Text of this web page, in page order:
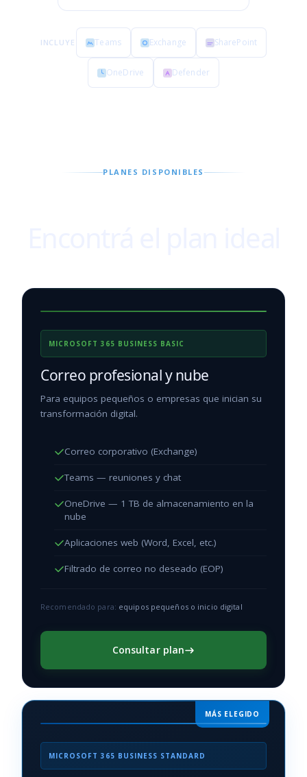
INCLUYE Teams Exchange SharePoint
OneDrive Defender
PLANES DISPONIBLES
MICROSOFT 365 BUSINESS BASIC
Correo profesional y nube
Para equipos pequeños o empresas que inician su
transformación digital.
Correo corporativo (Exchange)
Teams — reuniones y chat
OneDrive — 1 TB de almacenamiento en la
nube
Aplicaciones web (Word, Excel, etc.)
Filtrado de correo no deseado (EOP)
Recomendado para: equipos pequeños o inicio digital
Consultar plan
MÁS ELEGIDO
MICROSOFT 365 BUSINESS STANDARD